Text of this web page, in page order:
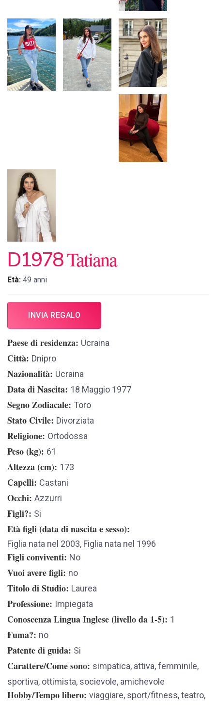
D1978Tatiana
Età: 49 anni
INVIA REGALO
Paese di residenza Ucraina
Città Dnipro
Nazionalità Ucraina
Data di Nascita 18 Maggio 1977
Segno Zodiacale Toro
Stato Civile Divorziata
Religione Ortodossa
Peso (kg) 61
Altezza (cm) 173
Capelli Castani
Occhi Azzurri
Figli? Si
Età figli (data di nascita e sesso)
Figlia nata nel 2003, Figlia nata nel 1996
Figli conviventi No
Vuoi avere figli no
Titolo di Studio Laurea
Professione Impiegata
Conoscenza Lingua Inglese (livello da 1-5) 1
Fuma? no
Patente di guida Si
Carattere/Come sono simpatica, attiva, femminile,
sportiva, ottimista, socievole, amichevole
Hobby/Tempo libero viaggiare, sport/fitness, teatro,